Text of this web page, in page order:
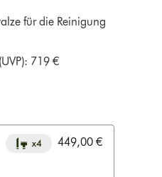
für die Reinigung
719 €
449,00 €